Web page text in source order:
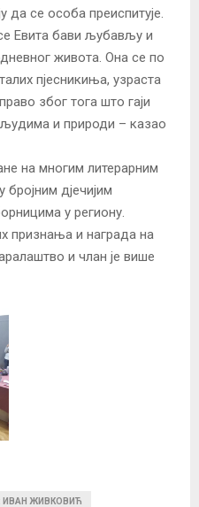
да се особа преиспитује.
Евита бави љубављу и
живота. Она се по
пјесникиња, узраста
због тога што гаји
и природи – казао
на многим литерарним
дјечијим
у региону.
признања и награда на
и члан је више
ИВАН ЖИВКОВИЋ